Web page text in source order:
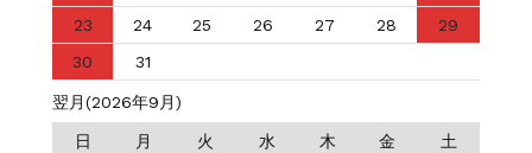
23
24 25 26 27 28
29
30
31
翌月(2026年9月)
日 月 火 水 木 金 土